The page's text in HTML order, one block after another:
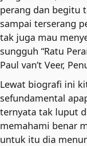
perang dan begitu
sampai terserang
tak juga mau
sungguh “Ratu
Paul van’t Veer,
Lewat biografi ini
sefundamental
ternyata tak luput
memahami benar
untuk itu dia